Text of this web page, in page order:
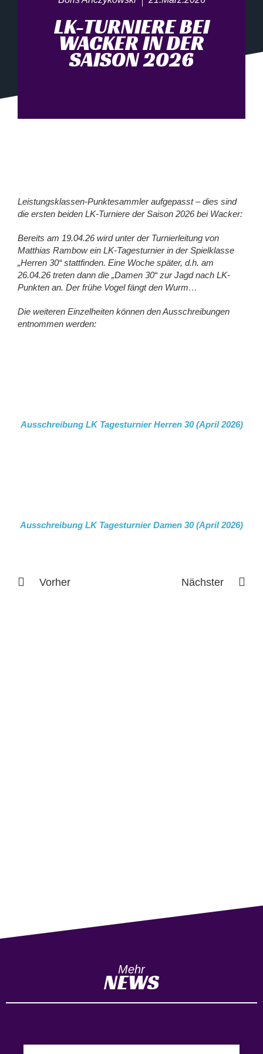
LK-TURNIERE BEI
WACKER IN DER
SAISON 2026
Leistungsklassen-Punktesammler aufgepasst – dies sind
die ersten beiden LK-Turniere der Saison 2026 bei Wacker:
Bereits am 19.04.26 wird unter der Turnierleitung von
Matthias Rambow ein LK-Tagesturnier in der Spielklasse
„Herren 30“ stattfinden. Eine Woche später, d.h. am
26.04.26 treten dann die „Damen 30“ zur Jagd nach LK-
Punkten an. Der frühe Vogel fängt den Wurm…
Die weiteren Einzelheiten können den Ausschreibungen
entnommen werden:
Ausschreibung LK Tagesturnier Herren 30 (April 2026)
Ausschreibung LK Tagesturnier Damen 30(April 2026)
Vorher Nächster
Mehr
NEWS